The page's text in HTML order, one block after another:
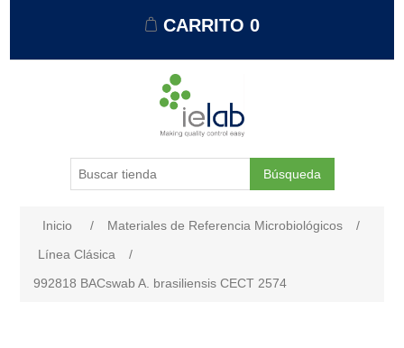
CARRITO 0
Búsqueda
Inicio / Materiales de Referencia Microbiológicos
/
Línea Clásica
/
992818 BACswab A. brasiliensis CECT 2574